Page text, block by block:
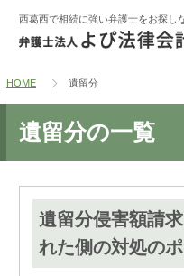
西葛西で相続に強い弁護士をお探し
HOME 遺留分
遺留分の一覧
遺留分侵害額請
れた側の対処の